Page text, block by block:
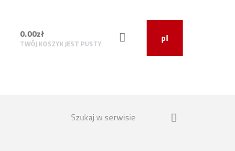
pl
0.00zł
TWÓJ KOSZYK JEST PUSTY